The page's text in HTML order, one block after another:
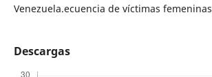
Venezuela.ecuencia de víctimas femeninas
Descargas